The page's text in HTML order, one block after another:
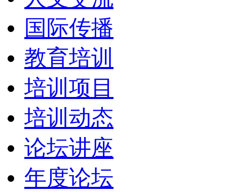
国际传播
教育培训
培训项目
培训动态
论坛讲座
年度论坛